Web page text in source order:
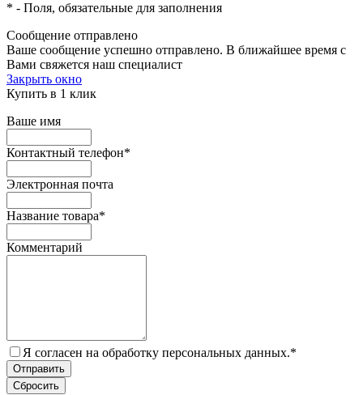
* - Поля, обязательные для заполнения
Сообщение отправлено
Ваше сообщение успешно отправлено. В ближайшее время с
Вами свяжется наш специалист
Закрыть окно
Купить в 1 клик
Ваше имя
Контактный телефон*
Электронная почта
Название товара*
Комментарий
Я согласен на обработку персональных данных.*